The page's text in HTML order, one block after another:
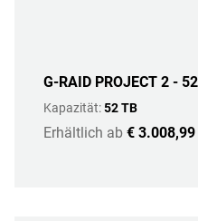
G-RAID PROJECT 2 -
Kapazität:52 TB
Erhältlich ab € 3.008,99